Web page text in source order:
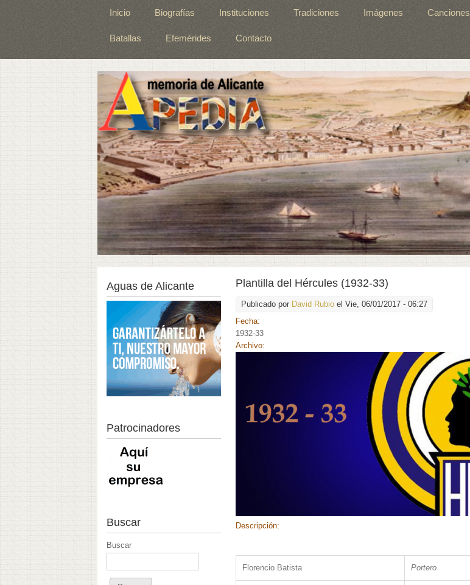
Inicio Biografías Instituciones Tradiciones Imágenes Canciones
Batallas Efemérides Contacto
Plantilla del Hércules (1932-33)
Publicado por David Rubio el Vie, 06/01/2017 - 06:27
Fecha:
1932-33
Archivo:
Descripción:
Florencio Batista Portero
Aguas de Alicante
Patrocinadores
Buscar
Buscar